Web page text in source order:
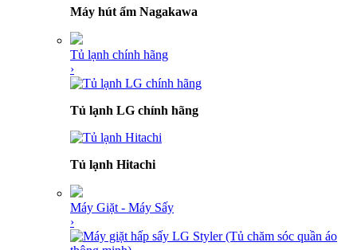
Máy hút ẩm Nagakawa
Tủ lạnh chính hãng
›
Tủ lạnh LG chính hãng
Tủ lạnh Hitachi
Máy Giặt - Máy Sấy
›